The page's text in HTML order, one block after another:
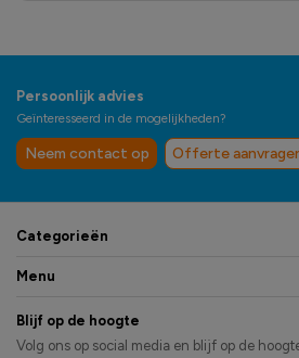
Persoonlijk advies
Geïnteresseerd in de mogelijkheden?
Neem contact op Offerte
Categorieën
Menu
Blijf op de hoogte
Volg ons op social media en blijf op de